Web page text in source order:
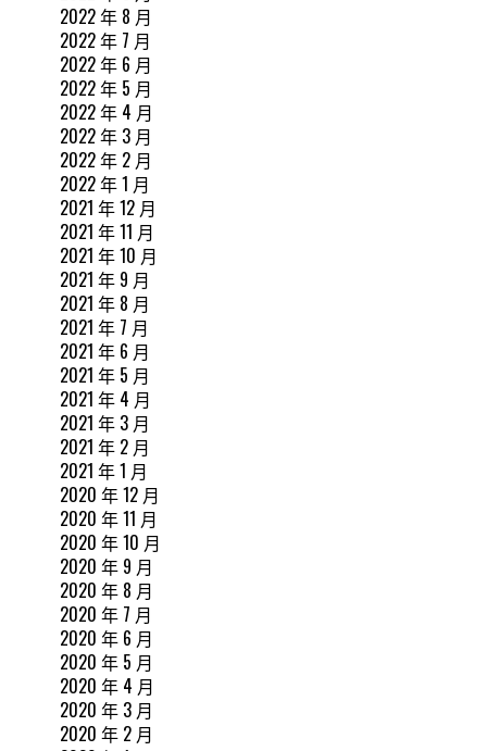
2022 年 8 月
2022 年 7 月
2022 年 6 月
2022 年 5 月
2022 年 4 月
2022 年 3 月
2022 年 2 月
2022 年 1 月
2021 年 12 月
2021 年 11 月
2021 年 10 月
2021 年 9 月
2021 年 8 月
2021 年 7 月
2021 年 6 月
2021 年 5 月
2021 年 4 月
2021 年 3 月
2021 年 2 月
2021 年 1 月
2020 年 12 月
2020 年 11 月
2020 年 10 月
2020 年 9 月
2020 年 8 月
2020 年 7 月
2020 年 6 月
2020 年 5 月
2020 年 4 月
2020 年 3 月
2020 年 2 月